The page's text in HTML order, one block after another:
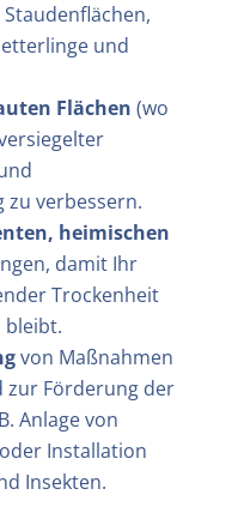
und
Flächen (wo
zu verbessern.
heimischen
damit Ihr
Trockenheit
bleibt.
von Maßnahmen
zur Förderung der
Anlage von
Installation
Insekten.